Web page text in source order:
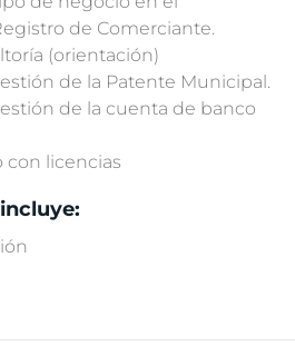
de Comerciante.
(orientación)
de la Patente Municipal.
de la cuenta de banco
con licencias